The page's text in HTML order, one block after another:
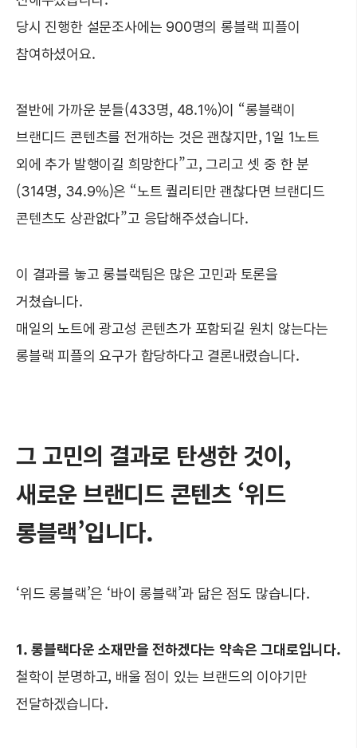
당시 진행한 설문조사에는 900명의 롱블랙 피플이
참여하셨어요.
절반에 가까운 분들(433명, 48.1%)이 “롱블랙이
브랜디드 콘텐츠를 전개하는 것은 괜찮지만, 1일 1노트
외에 추가 발행이길 희망한다”고, 그리고 셋 중 한 분
(314명, 34.9%)은 “노트 퀄리티만 괜찮다면 브랜디드
콘텐츠도 상관없다”고 응답해주셨습니다.
이 결과를 놓고 롱블랙팀은 많은 고민과 토론을
거쳤습니다.
매일의 노트에 광고성 콘텐츠가 포함되길 원치 않는다는
롱블랙 피플의 요구가 합당하다고 결론내렸습니다.
그 고민의 결과로 탄생한 것이,
새로운 브랜디드 콘텐츠 ‘위드
롱블랙’입니다.
‘위드 롱블랙’은 ‘바이 롱블랙’과 닮은 점도 많습니다.
1. 롱블랙다운 소재만을 전하겠다는 약속은 그대로입니다.
철학이 분명하고, 배울 점이 있는 브랜드의 이야기만
전달하겠습니다.